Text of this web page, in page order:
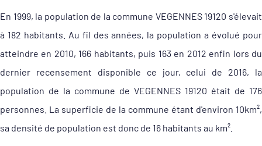
En 1999, la population de la commune VEGENNES 19120 s'élevait
à 182 habitants. Au fil des années, la population a évolué pour
atteindre en 2010, 166 habitants, puis 163 en 2012 enfin lors du
dernier recensement disponible ce jour, celui de 2016, la
population de la commune de VEGENNES 19120 était de 176
personnes. La superficie de la commune étant d'environ 10km²,
sa densité de population est donc de 16 habitants au km².